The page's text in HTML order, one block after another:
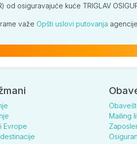
od osiguravajuće kuće TRIGLAV
važe Opšti uslovi putovanja
Evrope
Mailing